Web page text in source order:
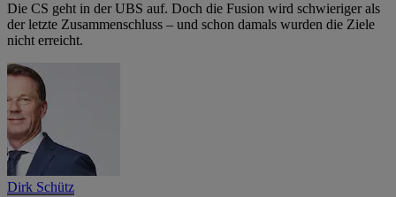
Die CS geht in der UBS auf. Doch die Fusion wird schwieriger als
der letzte Zusammenschluss – und schon damals wurden die Ziele
nicht erreicht.
Dirk Schütz